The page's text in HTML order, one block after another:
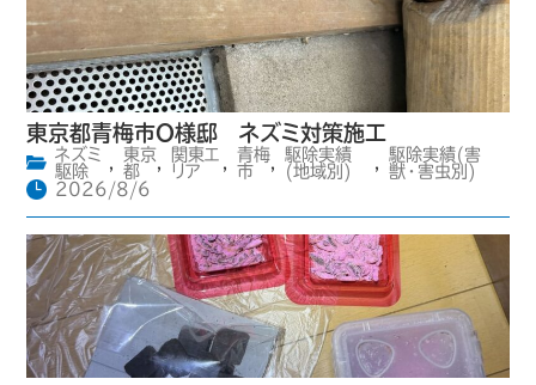
東京都青梅市O様邸 ネズミ対策施工
ネズミ
駆除
,
東京
都
,
関東エ
リア
,
青梅
市
,
駆除実績
(地域別)
,
駆除実績(害
獣・害虫別)
2026/8/6